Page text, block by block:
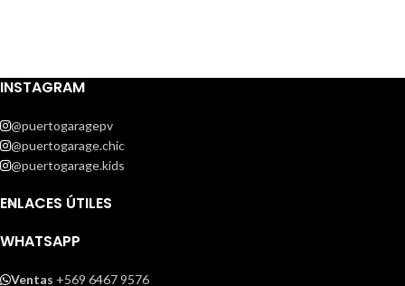
INSTAGRAM
@puertogaragepv
@puertogarage.chic
@puertogarage.kids
ENLACES ÚTILES
WHATSAPP
Ventas +569 6467 9576